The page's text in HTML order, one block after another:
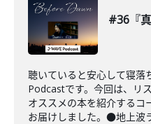
#36『
聴いていると安心して寝
Podcastです。今回は、リ
オススメの本を紹介するコ
お届けしました。●地上波